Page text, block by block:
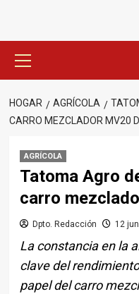
principal
HOGAR AGRÍCOLA
CARRO MEZCLADOR MV20
AGRÍCOLA
Tatoma Agro
carro
Dpto. Redacción 12
La constancia en la
clave del
papel del carro